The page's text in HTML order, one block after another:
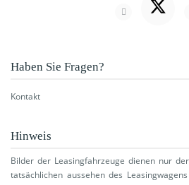
Haben Sie Fragen?
Kontakt
Hinweis
Bilder der Leasingfahrzeuge dienen nur
tatsächlichen aussehen des